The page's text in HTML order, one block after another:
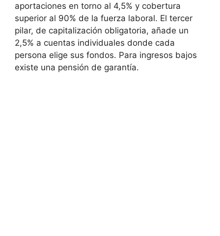
aportaciones en torno al 4,5% y cobertura
superior al 90% de la fuerza laboral. El tercer
pilar, de capitalización obligatoria, añade un
2,5% a cuentas individuales donde cada
persona elige sus fondos. Para ingresos bajos
existe una pensión de garantía.